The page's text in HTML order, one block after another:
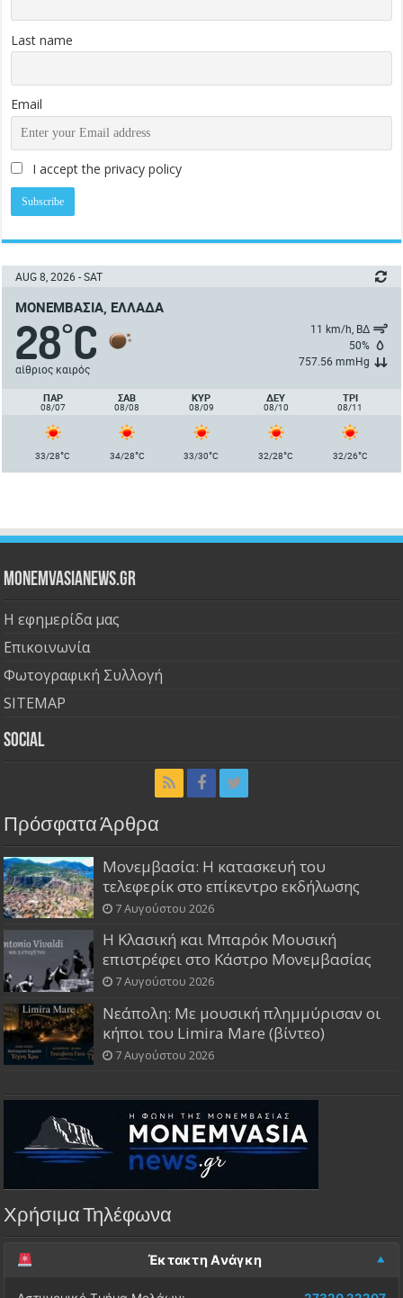
Last name
Email
I accept the privacy policy
AUG 8, 2026 - SAT
ΜΟΝΕΜΒΑΣΙΆ, ΕΛΛΆΔΑ
28°C
αίθριος καιρός
11 km/h, ΒΔ
50%
757.56 mmHg
ΠΑΡ
08/07
ΣΑΒ
08/08
ΚΥΡ
08/09
ΔΕΥ
08/10
ΤΡΙ
08/11
33/28°C 34/28°C 33/30°C 32/28°C 32/26°C
Monemvasianews.gr
Η εφημερίδα μας
Επικοινωνία
Φωτογραφική Συλλογή
SITEMAP
Social
Πρόσφατα Άρθρα
Μονεμβασία: Η κατασκευή του
τελεφερίκ στο επίκεντρο εκδήλωσης
7 Αυγούστου 2026
Η Κλασική και Μπαρόκ Μουσική
επιστρέφει στο Κάστρο Μονεμβασίας
7 Αυγούστου 2026
Νεάπολη: Με μουσική πλημμύρισαν οι
κήποι του Limira Mare (βίντεο)
7 Αυγούστου 2026
Χρήσιμα Τηλέφωνα
Έκτακτη Ανάγκη